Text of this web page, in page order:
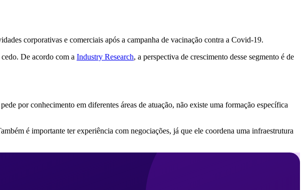
corporativas e comerciais após a campanha de vacinação contra a Covid-19.
De acordo com a Industry Research, a perspectiva de crescimento desse segmento é de
por conhecimento em diferentes áreas de atuação, não existe uma formação específica
é importante ter experiência com negociações, já que ele coordena uma infraestrutura